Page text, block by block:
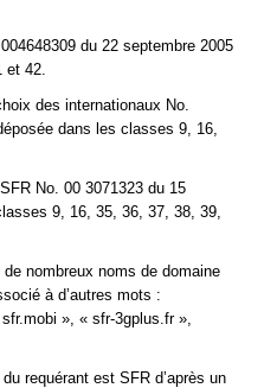
du 22 septembre 2005
et 42.
des internationaux No.
dans les classes 9, 16,
No. 00 3071323 du 15
9, 16, 35, 36, 37, 38, 39,
nombreux noms de domaine
à d’autres mots :
», « sfr-3gplus.fr »,
requérant est SFR d’après un